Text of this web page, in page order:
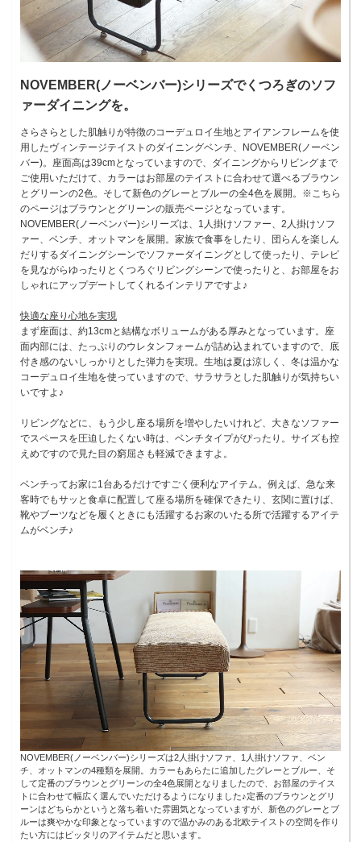
NOVEMBER(ノーベンバー)シリーズでくつろぎのソフ
ァーダイニングを。
さらさらとした肌触りが特徴のコーデュロイ生地とアイアンフレームを使
用したヴィンテージテイストのダイニングベンチ、NOVEMBER(ノーベン
バー)。座面高は39cmとなっていますので、ダイニングからリビングまで
ご使用いただけて、カラーはお部屋のテイストに合わせて選べるブラウン
とグリーンの2色。そして新色のグレーとブルーの全4色を展開。※こちら
のページはブラウンとグリーンの販売ページとなっています。
NOVEMBER(ノーベンバー)シリーズは、1人掛けソファー、2人掛けソフ
ァー、ベンチ、オットマンを展開。家族で食事をしたり、団らんを楽しん
だりするダイニングシーンでソファーダイニングとして使ったり、テレビ
を見ながらゆったりとくつろぐリビングシーンで使ったりと、お部屋をお
しゃれにアップデートしてくれるインテリアですよ♪
快適な座り心地を実現
まず座面は、約13cmと結構なボリュームがある厚みとなっています。座
面内部には、たっぷりのウレタンフォームが詰め込まれていますので、底
付き感のないしっかりとした弾力を実現。生地は夏は涼しく、冬は温かな
コーデュロイ生地を使っていますので、サラサラとした肌触りが気持ちい
いですよ♪
リビングなどに、もう少し座る場所を増やしたいけれど、大きなソファー
でスペースを圧迫したくない時は、ベンチタイプがぴったり。サイズも控
えめですので見た目の窮屈さも軽減できますよ。
ベンチってお家に1台あるだけですごく便利なアイテム。例えば、急な来
客時でもサッと食卓に配置して座る場所を確保できたり、玄関に置けば、
靴やブーツなどを履くときにも活躍するお家のいたる所で活躍するアイテ
ムがベンチ♪
NOVEMBER(ノーベンバー)シリーズは2人掛けソファ、1人掛けソファ、ベン
チ、オットマンの4種類を展開。カラーもあらたに追加したグレーとブルー、そ
して定番のブラウンとグリーンの全4色展開となりましたので、お部屋のテイス
トに合わせて幅広く選んでいただけるようになりました♪定番のブラウンとグリ
ーンはどちらかというと落ち着いた雰囲気となっていますが、新色のグレーとブ
ルーは爽やかな印象となっていますので温かみのある北欧テイストの空間を作り
たい方にはピッタリのアイテムだと思います。